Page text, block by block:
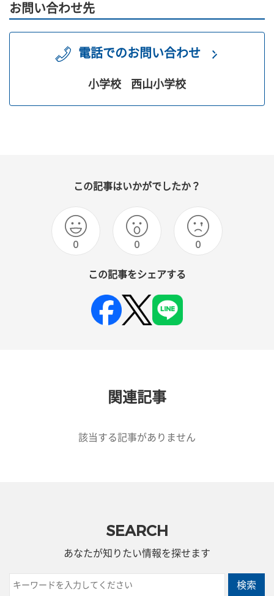
お問い合わせ先
電話でのお問い合わせ
小学校 西山小学校
この記事はいかがでしたか？
0 0 0
この記事をシェアする
関連記事
該当する記事がありません
SEARCH
あなたが知りたい情報を探せます
検索